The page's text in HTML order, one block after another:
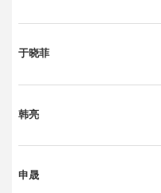
于晓菲
韩亮
申晟